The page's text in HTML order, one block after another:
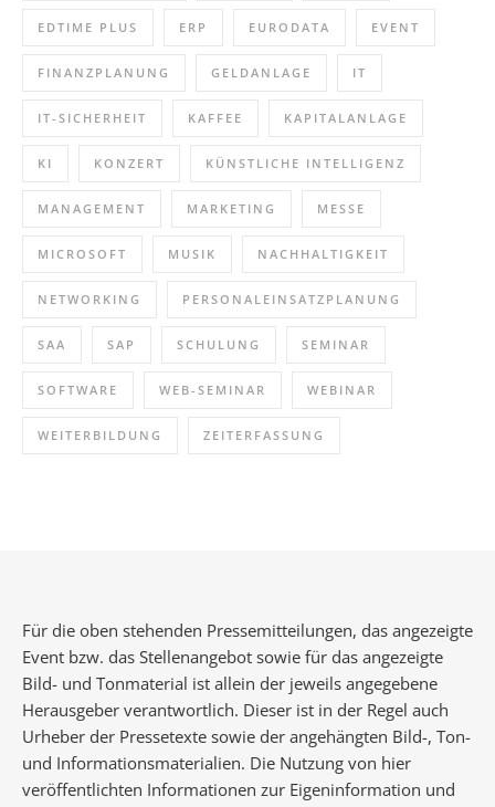
EDTIME PLUS ERP EURODATA EVENT
FINANZPLANUNG GELDANLAGE IT
IT-SICHERHEIT KAFFEE KAPITALANLAGE
KI KONZERT KÜNSTLICHE INTELLIGENZ
MANAGEMENT MARKETING MESSE
MICROSOFT MUSIK NACHHALTIGKEIT
NETWORKING PERSONALEINSATZPLANUNG
SAA SAP SCHULUNG SEMINAR
SOFTWARE WEB-SEMINAR WEBINAR
WEITERBILDUNG ZEITERFASSUNG
Für die oben stehenden Pressemitteilungen, das angezeigte
Event bzw. das Stellenangebot sowie für das angezeigte
Bild- und Tonmaterial ist allein der jeweils angegebene
Herausgeber verantwortlich. Dieser ist in der Regel auch
Urheber der Pressetexte sowie der angehängten Bild-, Ton-
und Informationsmaterialien. Die Nutzung von hier
veröffentlichten Informationen zur Eigeninformation und